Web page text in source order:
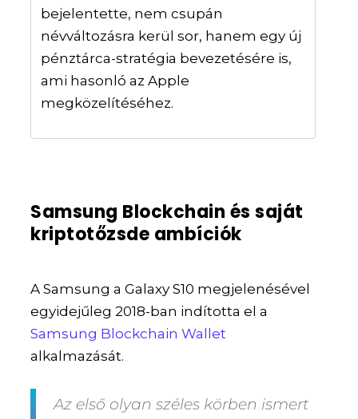
bejelentette, nem csupán
névváltozásra kerül sor, hanem egy új
pénztárca-stratégia bevezetésére is,
ami hasonló az Apple
megközelítéséhez.
Samsung Blockchain és saját
kriptotőzsde ambíciók
A Samsung a Galaxy S10 megjelenésével
egyidejűleg 2018-ban indította el a
Samsung Blockchain Wallet
alkalmazását.
Az első olyan széles körben ismert